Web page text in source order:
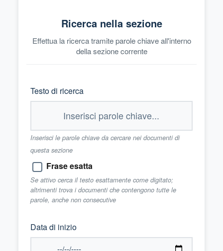
Ricerca nella sezione
Effettua la ricerca tramite parole chiave all'interno
della sezione corrente
Testo di ricerca
Inserisci le parole chiave da cercare nei documenti di
questa sezione
Frase esatta
Se attivo cerca il testo esattamente come digitato;
altrimenti trova i documenti che contengono tutte le
parole, anche non consecutive
Data di inizio